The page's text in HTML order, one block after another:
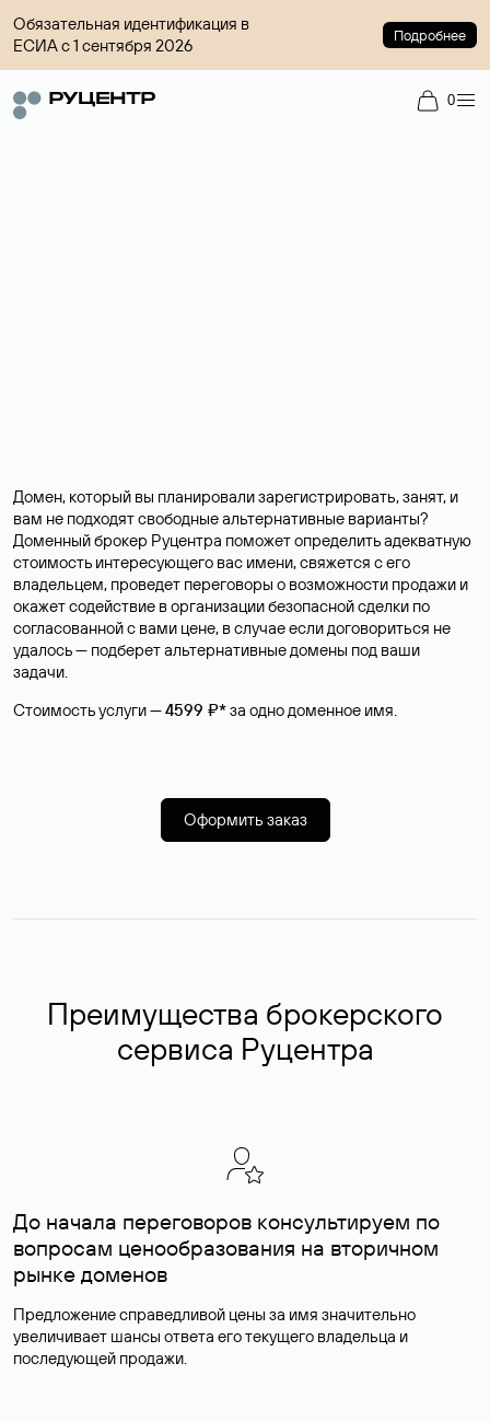
Обязательная идентификация в
ЕСИА с 1 сентября 2026
Подробнее
0
Домен, который вы планировали зарегистрировать, занят, и
вам не подходят свободные альтернативные варианты?
Доменный брокер Руцентра поможет определить адекватную
стоимость интересующего вас имени, свяжется с его
владельцем, проведет переговоры о возможности продажи и
окажет содействие в организации безопасной сделки по
согласованной с вами цене, в случае если договориться не
удалось — подберет альтернативные домены под ваши
задачи.
Стоимость услуги —4599 ₽*за одно доменное имя.
Оформить заказ
Преимущества брокерского
сервиса Руцентра
До начала переговоров консультируем по
вопросам ценообразования на вторичном
рынке доменов
Предложение справедливой цены за имя значительно
увеличивает шансы ответа его текущего владельца и
последующей продажи.